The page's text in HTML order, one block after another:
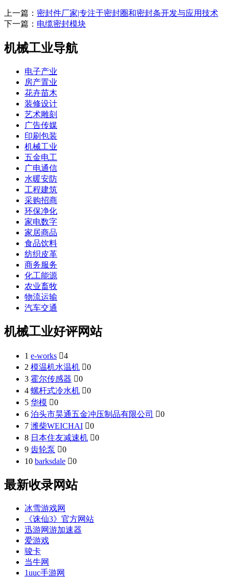
上一篇： 密封件厂家|专注于密封圈和密封条开发与应用技术
下一篇： 电缆密封模块
机械工业导航
电子产业
房产置业
花卉苗木
装修设计
艺术雕刻
广告传媒
印刷包装
机械工业
五金电工
广电通信
水暖安防
工程建筑
采购招商
环保净化
家电数字
家居商品
食品饮料
纺织皮革
商务服务
化工能源
农业畜牧
物流运输
汽车交通
机械工业好评网站
1 e-works 4
2 模温机水温机 0
3 霍尔传感器 0
4 螺杆式冷水机 0
5 华模 0
6 泊头市昊通五金冲压制品有限公司 0
7 潍柴WEICHAI 0
8 日本住友减速机 0
9 齿轮泵 0
10 barksdale 0
最新收录网站
冰雪游戏网
《诛仙3》官方网站
迅游网游加速器
爱游戏
骏卡
当牛网
1uuc手游网